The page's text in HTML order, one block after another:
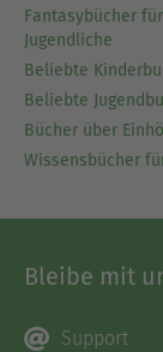
Fantasybücher für
Jugendliche
Beliebte
Beliebte
Bücher über
Wissensbücher
Bleibe mit
Support